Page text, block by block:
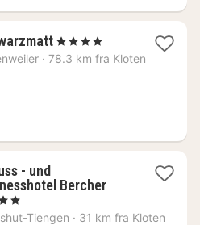
1
nat
, 4 Stjerner
· 78.3 km fra Kloten
- und
Bercher1
fra
Tiengen · 31 km fra Kloten